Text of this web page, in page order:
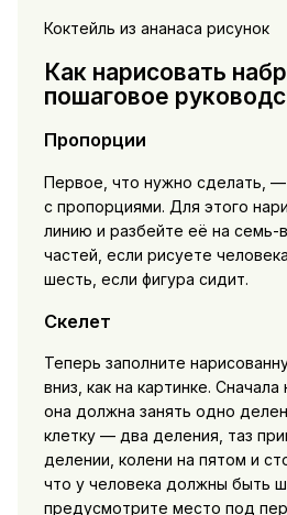
Коктейль из ананаса рисунок
Как нарисовать
пошаговое
Пропорции
Первое, что нужно сделать, —
с пропорциями. Для этого
линию и разбейте её на семь-
частей, если рисуете
шесть, если фигура сидит.
Скелет
Теперь заполните
вниз, как на картинке.
она должна занять одно
клетку — два деления, таз
делении, колени на пятом и
что у человека должны быть
предусмотрите место под